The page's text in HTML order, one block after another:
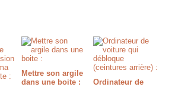
Mettre son argile
dans une boite :
Ordinateur de